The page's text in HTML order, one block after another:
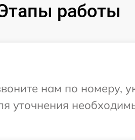
работы
нам по номеру,
уточнения